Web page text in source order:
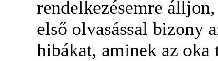
rendelkezésemre
első olvasással bizony
hibákat, aminek az oka